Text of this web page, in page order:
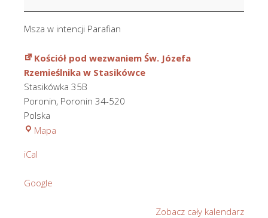
Msza w intencji Parafian
Kościół pod wezwaniem Św. Józefa
Rzemieślnika w Stasikówce
Stasikówka 35B
Poronin, Poronin 34-520
Polska
Mapa
iCal
Google
Zobacz cały kalendarz